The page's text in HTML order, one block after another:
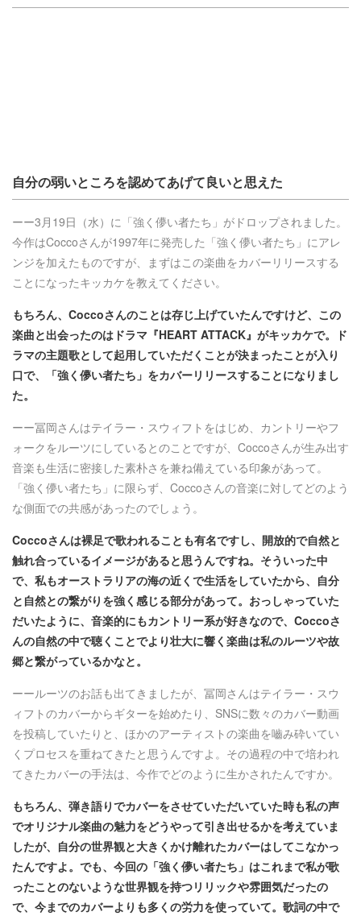
自分の弱いところを認めてあげて良いと思えた
ーー3月19日（水）に「強く儚い者たち」がドロップされました。
今作はCoccoさんが1997年に発売した「強く儚い者たち」にアレ
ンジを加えたものですが、まずはこの楽曲をカバーリリースする
ことになったキッカケを教えてください。
もちろん、Coccoさんのことは存じ上げていたんですけど、この
楽曲と出会ったのはドラマ『HEART ATTACK』がキッカケで。ド
ラマの主題歌として起用していただくことが決まったことが入り
口で、「強く儚い者たち」をカバーリリースすることになりまし
た。
ーー冨岡さんはテイラー・スウィフトをはじめ、カントリーやフ
ォークをルーツにしているとのことですが、Coccoさんが生み出す
音楽も生活に密接した素朴さを兼ね備えている印象があって。
「強く儚い者たち」に限らず、Coccoさんの音楽に対してどのよう
な側面での共感があったのでしょう。
Coccoさんは裸足で歌われることも有名ですし、開放的で自然と
触れ合っているイメージがあると思うんですね。そういった中
で、私もオーストラリアの海の近くで生活をしていたから、自分
と自然との繋がりを強く感じる部分があって。おっしゃっていた
だいたように、音楽的にもカントリー系が好きなので、Coccoさ
んの自然の中で聴くことでより壮大に響く楽曲は私のルーツや故
郷と繋がっているかなと。
ーールーツのお話も出てきましたが、冨岡さんはテイラー・スウ
ィフトのカバーからギターを始めたり、SNSに数々のカバー動画
を投稿していたりと、ほかのアーティストの楽曲を嚙み砕いてい
くプロセスを重ねてきたと思うんですよ。その過程の中で培われ
てきたカバーの手法は、今作でどのように生かされたんですか。
もちろん、弾き語りでカバーをさせていただいていた時も私の声
でオリジナル楽曲の魅力をどうやって引き出せるかを考えていま
したが、自分の世界観と大きくかけ離れたカバーはしてこなかっ
たんですよ。でも、今回の「強く儚い者たち」はこれまで私が歌
ったことのないような世界観を持つリリックや雰囲気だったの
で、今までのカバーよりも多くの労力を使っていて。歌詞の中で